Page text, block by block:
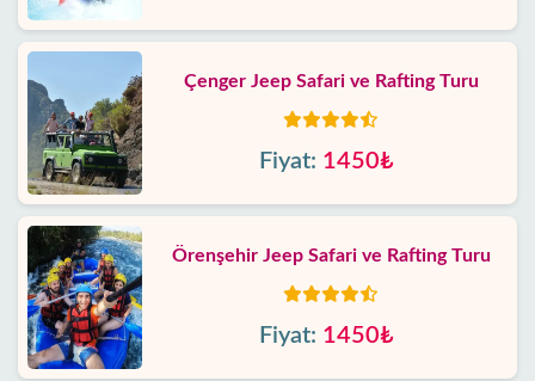
Çenger Jeep Safari ve Rafting Turu
Fiyat: 1450₺
Örenşehir Jeep Safari ve Rafting Turu
Fiyat: 1450₺